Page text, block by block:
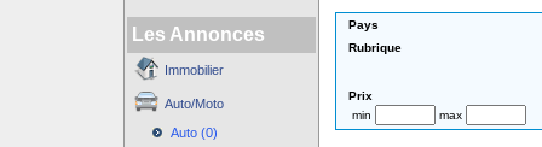
Les Annonces
Immobilier
Auto/Moto
Auto (0)
Pays
Rubrique
Prix
min
max